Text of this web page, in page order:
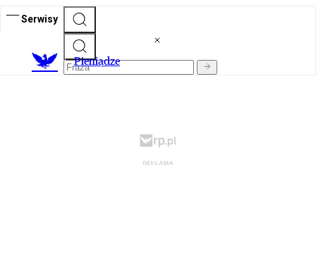
Serwisy
Pieniądze